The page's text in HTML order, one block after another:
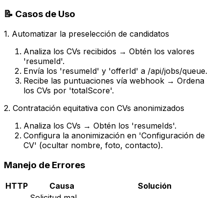
📝 Casos de Uso
1. Automatizar la preselección de candidatos
Analiza los CVs recibidos → Obtén los valores
'resumeId'.
Envía los 'resumeId' y 'offerId' a /api/jobs/queue.
Recibe las puntuaciones vía webhook → Ordena
los CVs por 'totalScore'.
2. Contratación equitativa con CVs anonimizados
Analiza los CVs → Obtén los 'resumeIds'.
Configura la anonimización en 'Configuración de
CV' (ocultar nombre, foto, contacto).
Manejo de Errores
HTTP Causa
Solución